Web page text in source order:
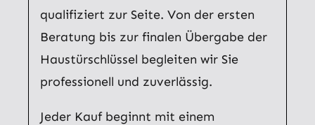
qualifiziert zur Seite. Von der ersten
Beratung bis zur finalen Übergabe der
Haustürschlüssel begleiten wir Sie
professionell und zuverlässig.
Jeder Kauf beginnt mit einem